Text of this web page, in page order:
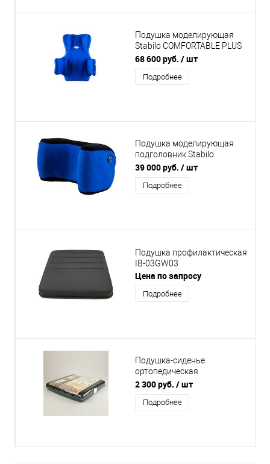
Подушка моделирующая
Stabilo COMFORTABLE PLUS
с подголовником и
боковыми поддержками
68 600 руб. / шт
Подробнее
Подушка моделирующая
подголовник Stabilo
HEADREST
39 000 руб. / шт
Подробнее
Подушка профилактическая
IB-03GW03
Цена по запросу
Подробнее
Подушка-сиденье
ортопедическая
противопролежневая,
модель 560/1
2 300 руб. / шт
Подробнее